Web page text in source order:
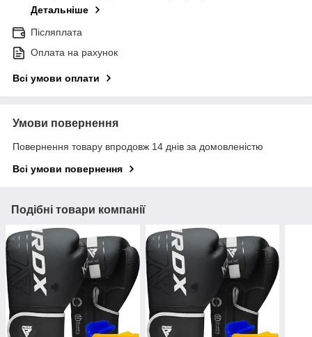
Детальніше
Післяплата
Оплата на рахунок
Всі умови оплати
Умови повернення
Повернення товару впродовж 14 днів за домовленістю
Всі умови повернення
Подібні товари компанії